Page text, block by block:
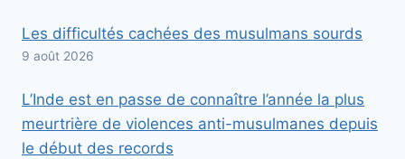
Les difficultés cachées des musulmans sourds
9 août 2026
L’Inde est en passe de connaître l’année la plus
meurtrière de violences anti-musulmanes depuis
le début des records